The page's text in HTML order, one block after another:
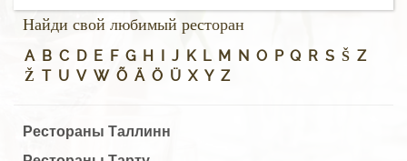
Найди свой любимый ресторан
A B C D E F G H J K L M N O P Q R S Š Z
Ž T U V W Õ Ä Ö Ü X Y Z
Рестораны Таллинн